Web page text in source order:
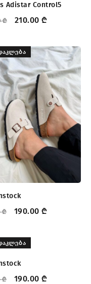
Adistar Control5
₾ 210.00 ₾
₾ 190.00 ₾
₾ 190.00 ₾